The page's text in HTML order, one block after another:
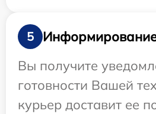
5
Информирование
Вы получите
готовности Вашей
курьер доставит ее